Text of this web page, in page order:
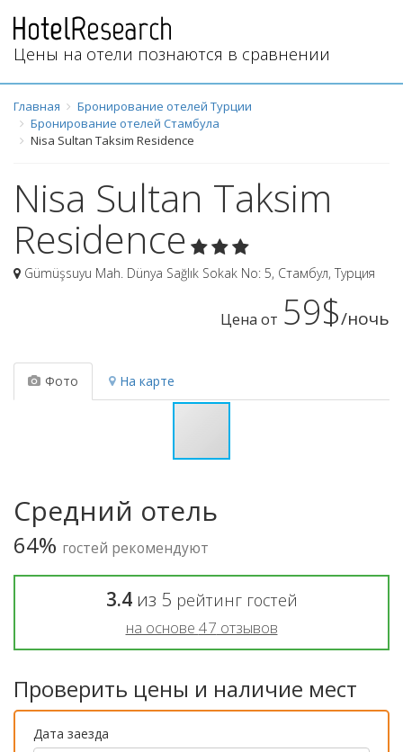
Цены на отели познаются в сравнении
Главная
Бронирование отелей Турции
Бронирование отелей Стамбула
Nisa Sultan Taksim Residence
Nisa Sultan Taksim
Residence
Gümüşsuyu Mah. Dünya Sağlık Sokak No: 5, Стамбул, Турция
Цена от 59$/ночь
Фото На карте
Средний отель
64% гостей рекомендуют
3.4из 5 рейтинг гостей
на основе 47 отзывов
Проверить цены и наличие мест
Дата заезда